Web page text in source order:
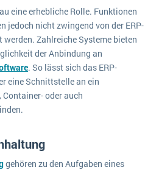
eine erhebliche Rolle. Funktionen
jedoch nicht zwingend von der ERP-
Zahlreiche Systeme bieten
der Anbindung an
. So lässt sich das ERP-
eine Schnittstelle an ein
oder auch
gehören zu den Aufgaben eines